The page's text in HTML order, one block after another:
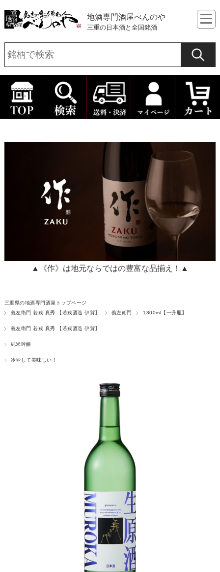
地酒専門酒屋べんのや
三重の日本酒と全国銘酒
▲《作》は地元ならではの豊富な品揃え！▲
三重県の地酒専門酒屋トップページ
義左衛門 若戎 真秀 【若戎酒造 伊賀】
義左衛門 1800ml【一升瓶】
義左衛門 若戎 真秀 【若戎酒造 伊賀】
純米吟醸
冷やして美味しい！